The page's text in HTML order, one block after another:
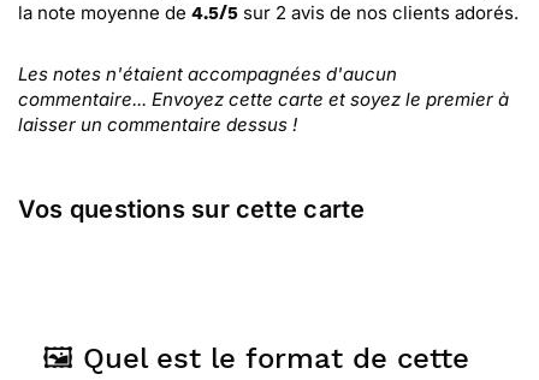
la note moyenne de 4.5/5 sur 2 avis de nos clients adorés.
Les notes n'étaient accompagnées d'aucun
commentaire... Envoyez cette carte et soyez le premier à
laisser un commentaire dessus !
Vos questions sur cette carte
🖼️ Quel est le format de cette